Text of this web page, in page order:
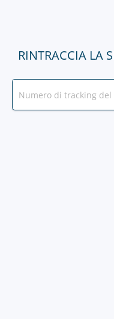
RINTRACCIA LA